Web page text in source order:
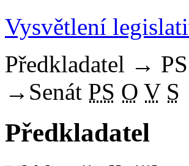
Vysvětlení
Předkladatel → PS
→ Senát PS O V S
Předkladatel